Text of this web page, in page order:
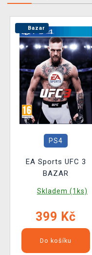
Bazar
PS4
EA Sports UFC 3
BAZAR
Skladem (1ks)
399 Kč
Do košíku